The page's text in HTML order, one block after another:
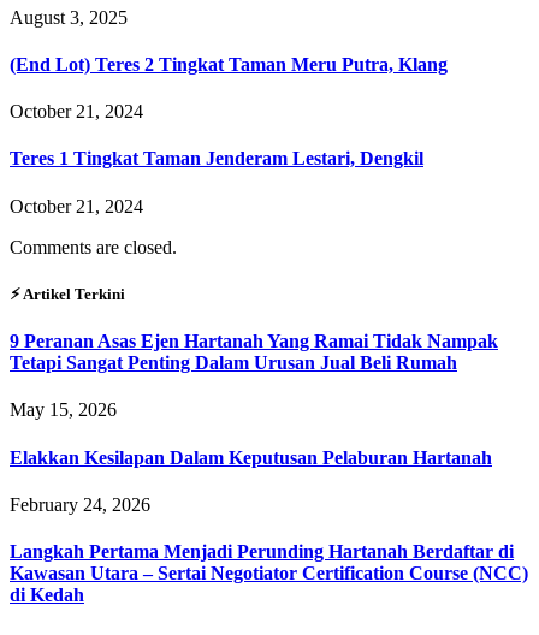
August 3, 2025
(End Lot) Teres 2 Tingkat Taman Meru Putra, Klang
October 21, 2024
Teres 1 Tingkat Taman Jenderam Lestari, Dengkil
October 21, 2024
Comments are closed.
⚡︎ Artikel Terkini
9 Peranan Asas Ejen Hartanah Yang Ramai Tidak Nampak
Tetapi Sangat Penting Dalam Urusan Jual Beli Rumah
May 15, 2026
Elakkan Kesilapan Dalam Keputusan Pelaburan Hartanah
February 24, 2026
Langkah Pertama Menjadi Perunding Hartanah Berdaftar di
Kawasan Utara – Sertai Negotiator Certification Course (NCC)
di Kedah